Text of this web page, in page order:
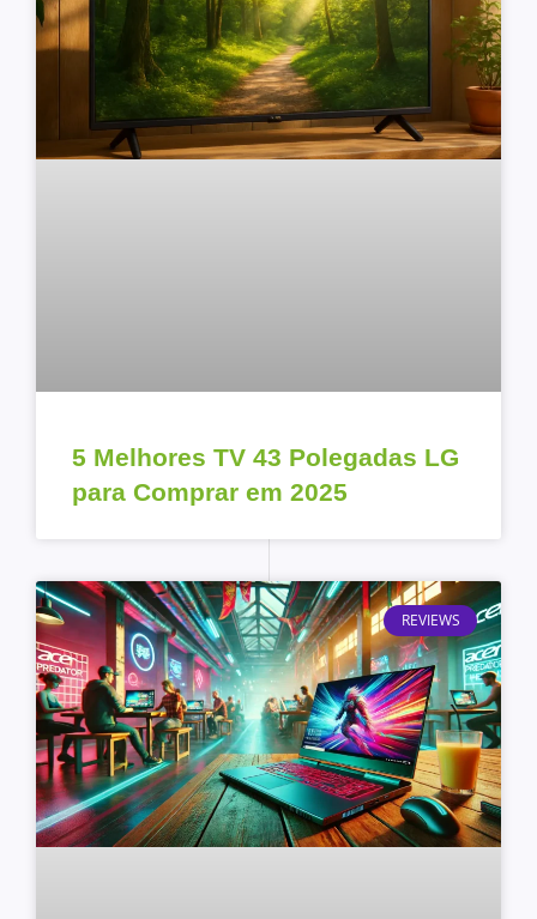
5 Melhores TV 43 Polegadas LG
para Comprar em 2025
REVIEWS